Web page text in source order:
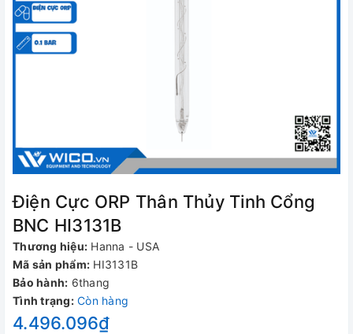
Điện Cực ORP Thân Thủy Tinh Cổng
BNC HI3131B
Thương hiệu: Hanna - USA
Mã sản phẩm: HI3131B
Bảo hành: 6thang
Tình trạng: Còn hàng
4.496.096₫